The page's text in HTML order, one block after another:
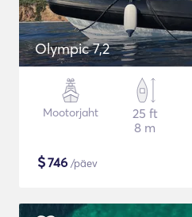
Olympic 7,2
Mootorjaht
25 ft
8 m
$746 /päev